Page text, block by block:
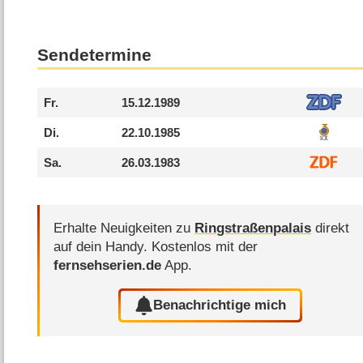
Sendetermine
Fr. 15.12.1989
Di. 22.10.1985
Sa. 26.03.1983
Erhalte Neuigkeiten zu Ringstraßenpalais direkt
auf dein Handy. Kostenlos mit der
fernsehserien.de App.
Benachrichtige mich